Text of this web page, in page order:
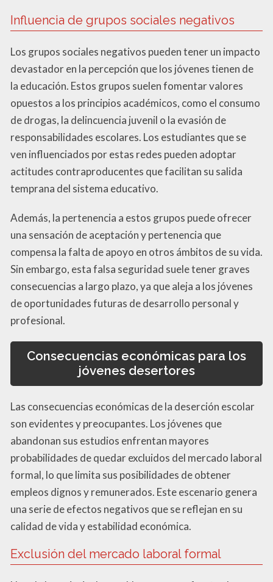
Influencia de grupos sociales negativos
Los grupos sociales negativos pueden tener un impacto
devastador en la percepción que los jóvenes tienen de
la educación. Estos grupos suelen fomentar valores
opuestos a los principios académicos, como el consumo
de drogas, la delincuencia juvenil o la evasión de
responsabilidades escolares. Los estudiantes que se
ven influenciados por estas redes pueden adoptar
actitudes contraproducentes que facilitan su salida
temprana del sistema educativo.
Además, la pertenencia a estos grupos puede ofrecer
una sensación de aceptación y pertenencia que
compensa la falta de apoyo en otros ámbitos de su vida.
Sin embargo, esta falsa seguridad suele tener graves
consecuencias a largo plazo, ya que aleja a los jóvenes
de oportunidades futuras de desarrollo personal y
profesional.
Consecuencias económicas para los
jóvenes desertores
Las consecuencias económicas de la deserción escolar
son evidentes y preocupantes. Los jóvenes que
abandonan sus estudios enfrentan mayores
probabilidades de quedar excluidos del mercado laboral
formal, lo que limita sus posibilidades de obtener
empleos dignos y remunerados. Este escenario genera
una serie de efectos negativos que se reflejan en su
calidad de vida y estabilidad económica.
Exclusión del mercado laboral formal